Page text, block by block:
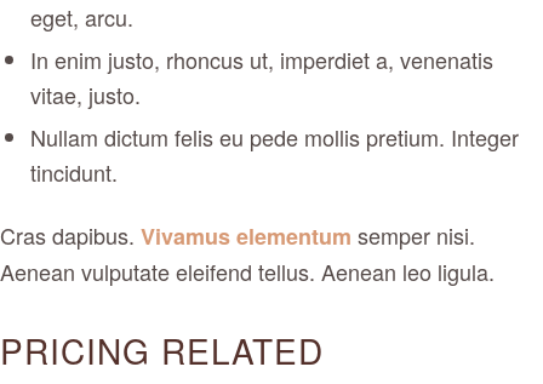
eget, arcu.
In enim justo, rhoncus ut, imperdiet a, venenatis
vitae, justo.
Nullam dictum felis eu pede mollis pretium. Integer
tincidunt.
Cras dapibus. Vivamus elementum semper nisi.
Aenean vulputate eleifend tellus. Aenean leo ligula.
PRICING RELATED